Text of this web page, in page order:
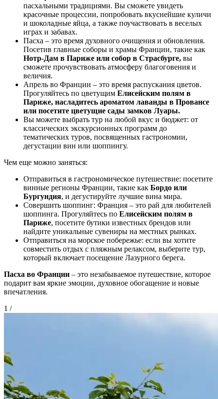
пасхальными традициями. Вы сможете увидеть
красочные процессии, попробовать вкуснейшие куличи
и шоколадные яйца, а также поучаствовать в веселых
играх и забавах.
Пасха – это время духовного очищения и обновления.
Посетив главные соборы и храмы Франции, такие как
Нотр-Дам в Париже или собор в Страсбурге, вы
сможете прочувствовать атмосферу благоговения и
величия.
Апрель во Франции – это время распускания цветов.
Прогуляйтесь по цветущим Елисейским полям в
Париже, насладитесь ароматом лаванды в Провансе
или посетите цветущие сады замков Луары.
Вы можете выбрать тур на любой вкус и бюджет: от
классических экскурсионных программ до
тематических туров, посвященных гастрономии,
дегустации вин или шоппингу.
Чем еще можно заняться:
Отправиться в гастрономическое путешествие: посетите
винные регионы Франции, такие как Бордо или
Бургундия, и дегустируйте лучшие вина мира.
Совершить шоппинг: Франция – это рай для любителей
шоппинга. Прогуляйтесь по Елисейским полям в
Париже, посетите бутики известных брендов или
найдите уникальные сувениры на местных рынках.
Отправиться на морское побережье: если вы хотите
совместить отдых с пляжным релаксом, выберите тур,
который включает посещение Лазурного берега.
Пасха во Франции – это незабываемое путешествие, которое
подарит вам яркие эмоции, духовное обогащение и новые
впечатления.
1 /